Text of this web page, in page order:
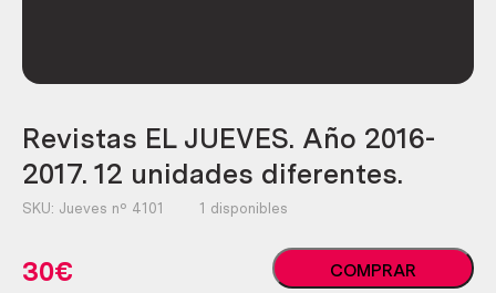
Revistas EL JUEVES. Año 2016-
2017. 12 unidades diferentes.
SKU: Jueves nº 4101 1 disponibles
30€
Revistas
EL
COMPRAR